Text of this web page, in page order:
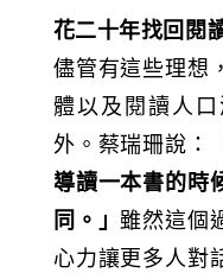
花二十年找回閱
儘管有這些理想
體以及閱讀人
外。蔡瑞珊說：
導讀一本書的時
同。」雖然這個
心力讓更多人對